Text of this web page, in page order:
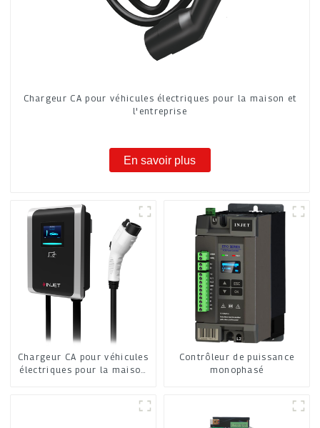
Chargeur CA pour véhicules électriques pour la maison et
l'entreprise
En savoir plus
Chargeur CA pour véhicules
électriques pour la maison
Contrôleur de puissance
monophasé